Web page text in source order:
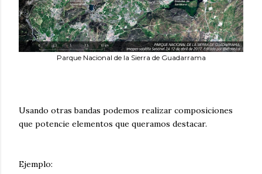
Parque Nacional de la Sierra de Guadarrama
Usando otras bandas podemos realizar composiciones
que potencie elementos que queramos destacar.
Ejemplo: